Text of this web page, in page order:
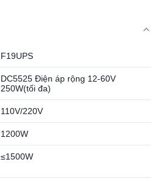
F19UPS
DC5525 Điện áp rộng 12-60V
250W(tối đa)
110V/220V
1200W
≤1500W